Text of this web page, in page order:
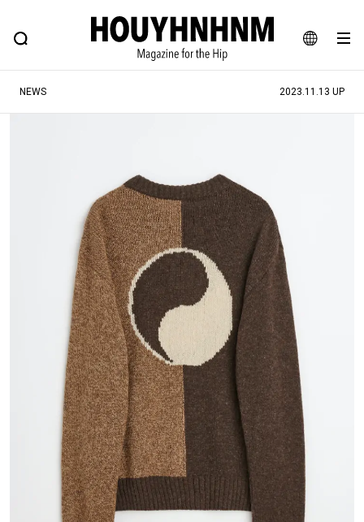
JA
EN
FEATURE BLOG SNAP
ヒップなファッション、カルチャー、ライフスタイルWEBマガジン
#SHOPPING ADDICT #憧れの逸品
#ESSENTIAL DESIGNS #古着サミット
#NEW VINTAGE #マイナーグッド図鑑
#路地裏てぃーん。 #MONTHLY JOURNAL
#GH 銘品の所以 #フイナムのYouTube
#Commune H #FOCUS IT #AH.H
#ととけん #FASHION #MUSIC #MOVIE
#LIFESTYLE #SNEAKER #OUTDOOR
#SPORTS #HANDSOME HANDBOOK
NEWS 2023.11.13 UP